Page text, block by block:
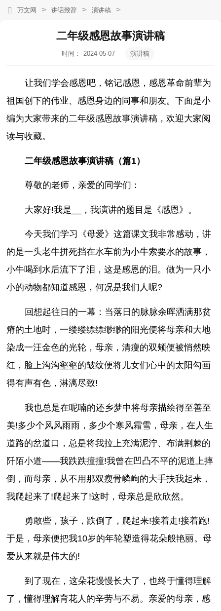
万文网 > 讲话致辞 > 演讲稿 >
二年级感恩故事演讲稿
时间：
2024-05-07
演讲稿
让我们学会感恩吧，铭记感恩，感恩革命前辈为
祖国创下的伟业、感恩身边的同事和朋友。下面是小
编为大家带来的二年级感恩故事演讲稿，欢迎大家阅
读与收藏。
二年级感恩故事演讲稿（篇1）
尊敬的老师，亲爱的同学们：
大家好!我是__，我演讲的题目是《感恩》。
今天我们学习《母爱》这篇课文我非常感动，讲
的是一头老牛拼死挡在水车前为小牛索要水的故事，
小牛喝到水后流下了泪，这是感恩的泪。做为一只小
小的动物都知道感恩，何况是我们人呢?
回想起往日的一幕：当落日的脉脉余晖洒满那贫
瘠的土地时，一缕缕缥缥缈缈的阳光便将母亲和大地
染成一汪金色的光轮，母亲，清瘦的双颊便被悄然映
红，脸上沟沟壑壑的皱纹便将儿女们心中的太阳勾画
得有声有色，淋漓尽致!
我也总是在呢喃的还乡梦中将母亲描绘得至善至
美!多少个风风雨雨，多少个寒风霜雪，母亲，在人生
道路的岔道口，总是将我拉上充满泥泞、布满荆棘的
阡陌小道——我跌跌撞撞!我曾在凹凸不平的泥道上摔
倒，而母亲，从不用那双瘦骨嶙峋的大手扶我起来，
我爬起来了!爬起来了!这时，母亲总是欣欣然。
勇敢些，孩子，跌倒了，爬起来!接着走!接着跑!
于是，母亲便把我10岁的年轮塑造得花朵般艳丽。母
爱从来就是伟大的!
到了现在，这朵花慢慢长大了，也终于懂得理解
了，懂得理解育花人的辛劳与不易。亲爱的母亲，感